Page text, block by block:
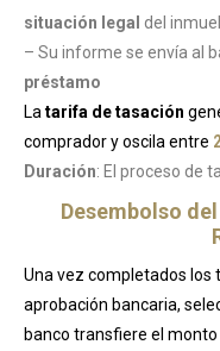
situación legal del
– Su informe se envía al
préstamo
La tarifa de tasación
comprador y oscila entre
Duración: El proceso de
Desembolso
Una vez completados
aprobación bancaria,
banco transfiere el